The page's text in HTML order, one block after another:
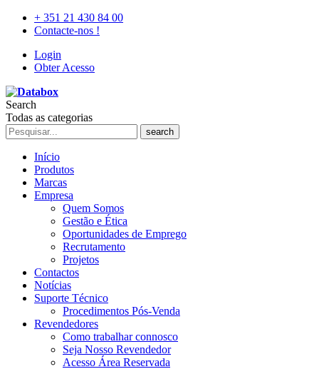
+ 351 21 430 84 00
Contacte-nos !
Login
Obter Acesso
Search
Todas as categorias
search
Início
Produtos
Marcas
Empresa
Quem Somos
Gestão e Ética
Oportunidades de Emprego
Recrutamento
Projetos
Contactos
Notícias
Suporte Técnico
Procedimentos Pós-Venda
Revendedores
Como trabalhar connosco
Seja Nosso Revendedor
Acesso Área Reservada